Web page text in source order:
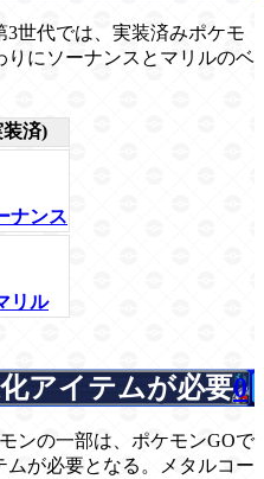
世代では、実装済みポケモ
りにソーナンスとマリルのベ
済)
ナンス
リル
アイテムが必要0
ンの一部は、ポケモンGOで
が必要となる。メタルコー